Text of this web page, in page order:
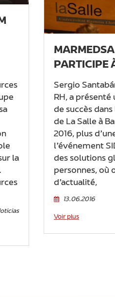
la
PARTICIPE
Sergio
RH, a
de succès
de La Salle à
2016, plus
l’événement
des solutions
personnes, où
d’actualité,
13.06.2016
Voir plus